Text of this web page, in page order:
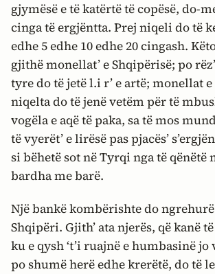
gjymësë e të katërtë të copësë, do-
cinga të ergjëntta. Prej niqeli do të
edhe 5 edhe 10 edhe 20 cingash.
gjithë monellat’ e Shqipërisë; po
tyre do të jetë l.i r’ e artë; monellat
niqelta do të jenë vetëm për të
vogëla e aqë të paka, sa të mos
të vyerët’ e lirësë pas pjacës’
si bëhetë sot në Tyrqi nga të qënëtë
bardha me barë.
Një bankë kombërishte do
Shqipëri. Gjith’ ata njerës, që kanë
ku e qysh ‘t’i ruajnë e humbasinë
po shumë herë edhe krerëtë, do të